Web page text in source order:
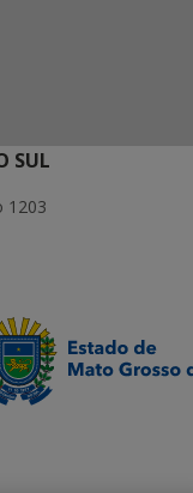
SUL
1203